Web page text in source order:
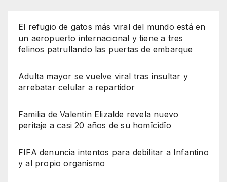
El refugio de gatos más viral del mundo está en
un aeropuerto internacional y tiene a tres
felinos patrullando las puertas de embarque
Adulta mayor se vuelve viral tras insultar y
arrebatar celular a repartidor
Familia de Valentín Elizalde revela nuevo
peritaje a casi 20 años de su homîcîdîo
FIFA denuncia intentos para debilitar a Infantino
y al propio organismo